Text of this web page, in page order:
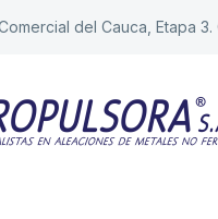
del Cauca, Etapa